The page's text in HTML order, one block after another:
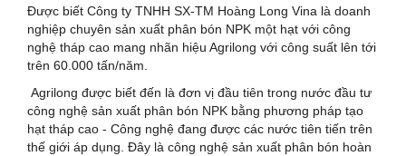
Được biết Công ty TNHH SX-TM Hoàng Long Vina là doanh
nghiệp chuyên sản xuất phân bón NPK một hạt với công
nghệ tháp cao mang nhãn hiệu Agrilong với công suất lên tới
trên 60.000 tấn/năm.
Agrilong được biết đến là đơn vị đầu tiên trong nước đầu tư
công nghệ sản xuất phân bón NPK bằng phương pháp tạo
hạt tháp cao - Công nghệ đang được các nước tiên tiến trên
thế giới áp dụng. Đây là công nghệ sản xuất phân bón hoàn